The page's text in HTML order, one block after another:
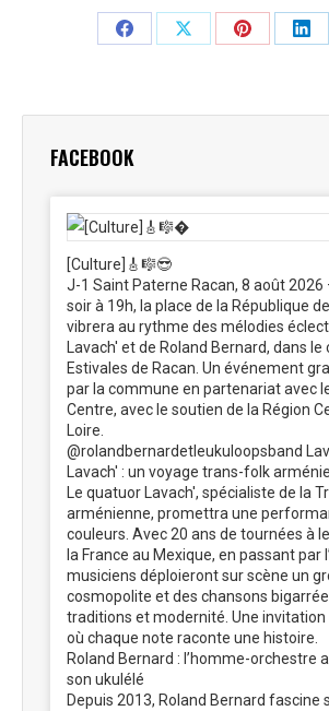
PartagerPartagerPartager
FACEBOOK
[Culture]🎸🎼😎
J-1 Saint Paterne Racan, 8 août 2026
soir à 19h, la place de la République
vibrera au rythme des mélodies
Lavach' et de Roland Bernard, dans le
Estivales de Racan. Un événement
par la commune en partenariat avec
Centre, avec le soutien de la Région
Loire.
@rolandbernardetleukuloopsband
Lavach' : un voyage trans-folk
Le quatuor Lavach', spécialiste de la
arménienne, promettra une
couleurs. Avec 20 ans de tournées à
la France au Mexique, en passant par
musiciens déploieront sur scène un
cosmopolite et des chansons
traditions et modernité. Une invitation
où chaque note raconte une histoire.
Roland Bernard : l’homme-orchestre
son ukulélé
Depuis 2013, Roland Bernard fascine